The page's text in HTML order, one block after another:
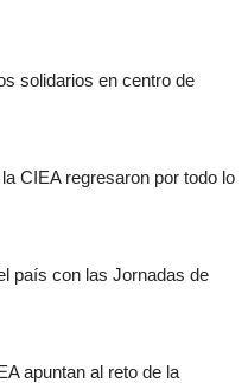
solidarios en centro de
CIEA regresaron por todo lo
país con las Jornadas de
apuntan al reto de la